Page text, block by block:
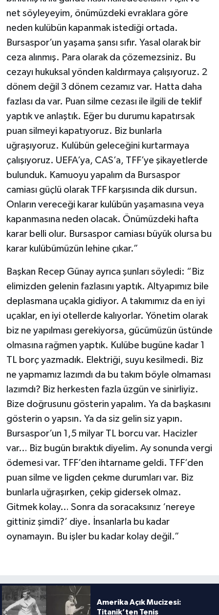
net söyleyeyim, önümüzdeki evraklara göre
neden kulübün kapanmak istediği ortada.
Bursaspor’un yaşama şansı sıfır. Yasal olarak bir
ceza alınmış. Para olarak da çözemezsiniz. Bu
cezayı hukuksal yönden kaldırmaya çalışıyoruz. 2
dönem değil 3 dönem cezamız var. Hatta daha
fazlası da var. Puan silme cezası ile ilgili de teklif
yaptık ve anlaştık. Eğer bu durumu kapatırsak
puan silmeyi kapatıyoruz. Biz bunlarla
uğraşıyoruz. Kulübün geleceğini kurtarmaya
çalışıyoruz. UEFA’ya, CAS’a, TFF’ye şikayetlerde
bulunduk. Kamuoyu yapalım da Bursaspor
camiası güçlü olarak TFF karşısında dik dursun.
Onların vereceği karar kulübün yaşamasına veya
kapanmasına neden olacak. Önümüzdeki hafta
karar belli olur. Bursaspor camiası büyük olursa bu
karar kulübümüzün lehine çıkar.”
Başkan Recep Günay ayrıca şunları söyledi: “Biz
elimizden gelenin fazlasını yaptık. Altyapımız bile
deplasmana uçakla gidiyor. A takımımız da en iyi
uçaklar, en iyi otellerde kalıyorlar. Yönetim olarak
biz ne yapılması gerekiyorsa, gücümüzün üstünde
olmasına rağmen yaptık. Kulübe bugüne kadar 1
TL borç yazmadık. Elektriği, suyu kesilmedi. Biz
ne yapmamız lazımdı da bu takım böyle olmaması
lazımdı? Biz herkesten fazla üzgün ve sinirliyiz.
Bize doğrusunu gösterin yapalım. Ya da başkasını
gösterin o yapsın. Ya da siz gelin siz yapın.
Bursaspor’un 1,5 milyar TL borcu var. Hacizler
var… Biz bugün bıraktık diyelim. Ay sonunda vergi
ödemesi var. TFF’den ihtarname geldi. TFF’den
puan silme ve ligden çekme durumları var. Biz
bunlarla uğraşırken, çekip gidersek olmaz.
Gitmek kolay… Sonra da soracaksınız ‘nereye
gittiniz şimdi?’ diye. İnsanlarla bu kadar
oynamayın. Bu işler bu kadar kolay değil.”
Amerika Açık Mucizesi:
Titanik’ten Tenis
Halter
Motor Sporları
Su Sporları
Diğer Spor Dalları